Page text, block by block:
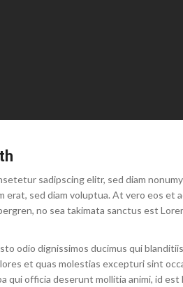
sadipscing elitr, sed diam
erat, sed diam voluptua. At vero eos et
no sea takimata sanctus est
odio dignissimos ducimus qui
et quas molestias excepturi sint
qui officia deserunt mollitia animi, id est